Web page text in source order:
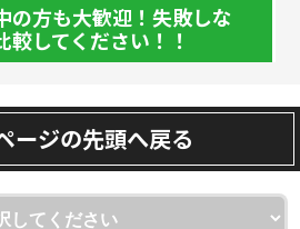
の方も大歓迎！失敗しな
してください！！
ージの先頭へ戻る